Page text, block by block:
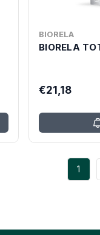
BIORELA
BIORELA
€21,18
1